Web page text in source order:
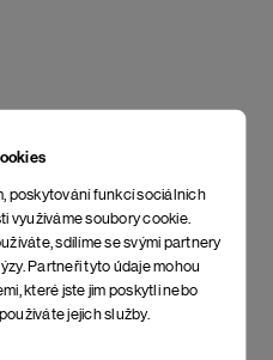
poskytování funkcí sociálních
využíváme soubory cookie.
sdílíme se svými partnery
Partneři tyto údaje mohou
které jste jim poskytli nebo
jejich služby.